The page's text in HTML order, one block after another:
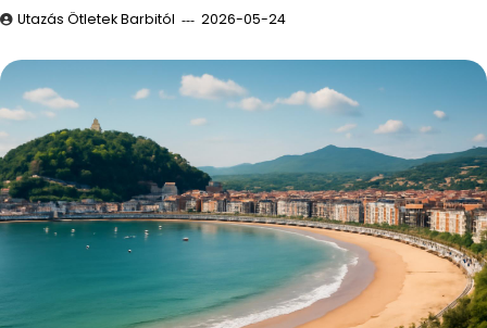
Utazás Ötletek Barbitól 2026-05-24